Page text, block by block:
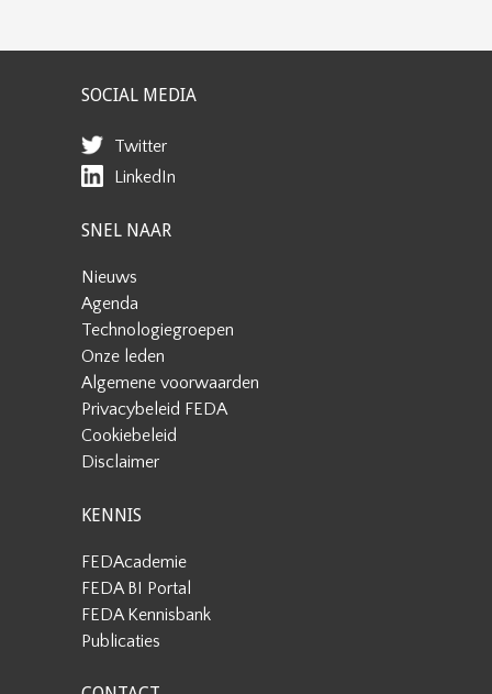
SOCIAL MEDIA
Twitter
LinkedIn
SNEL NAAR
Nieuws
Agenda
Technologiegroepen
Onze leden
Algemene voorwaarden
Privacybeleid FEDA
Cookiebeleid
Disclaimer
KENNIS
FEDAcademie
FEDA BI Portal
FEDA Kennisbank
Publicaties